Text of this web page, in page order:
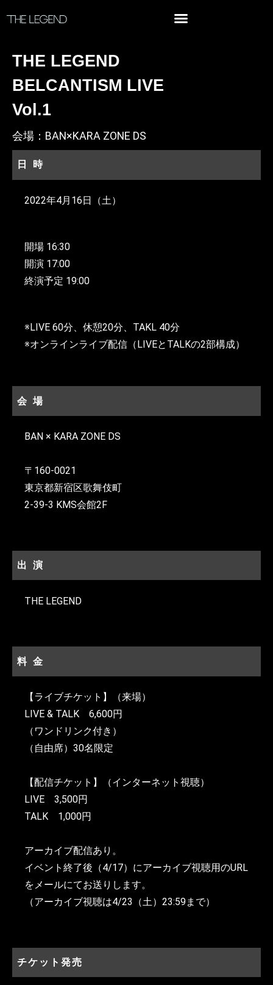
THE LEGEND
BELCANTISM LIVE
Vol.1
会場：BAN×KARA ZONE DS
日時
2022年4月16日（土）
開場 16:30
開演 17:00
終演予定 19:00
※LIVE 60分、休憩20分、TAKL 40分
※オンラインライブ配信（LIVEとTALKの2部構成）
会場
BAN × KARA ZONE DS
〒160-0021
東京都新宿区歌舞伎町
2-39-3 KMS会館2F
出演
THE LEGEND
料金
【ライブチケット】（来場）
LIVE & TALK 6,600円
（ワンドリンク付き）
（自由席）30名限定
【配信チケット】（インターネット視聴）
LIVE 3,500円
TALK 1,000円
アーカイブ配信あり。
イベント終了後（4/17）にアーカイブ視聴用のURL
をメールにてお送りします。
（アーカイブ視聴は4/23（土）23:59まで）
チケット発売